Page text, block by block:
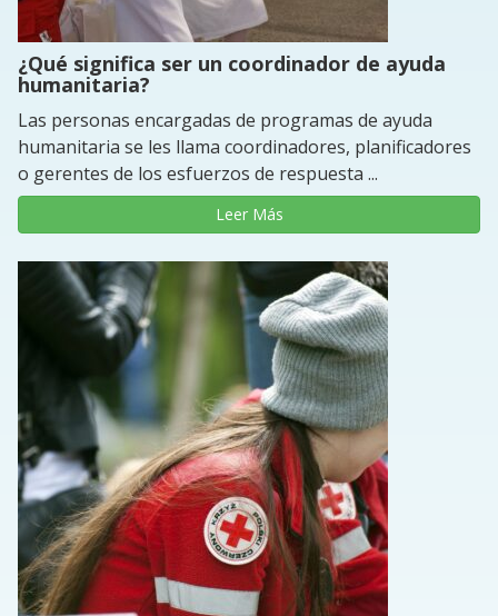
¿Qué significa ser un coordinador de ayuda
humanitaria?
Las personas encargadas de programas de ayuda
humanitaria se les llama coordinadores, planificadores
o gerentes de los esfuerzos de respuesta ...
Leer Más